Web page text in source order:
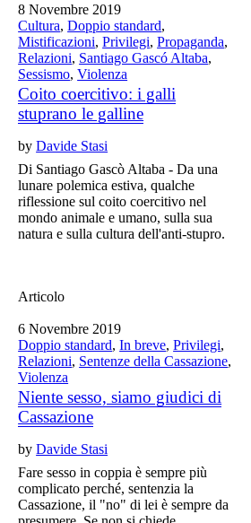
8 Novembre 2019
Cultura,Doppio standard,
Mistificazioni,Privilegi,Propaganda,
Relazioni, Santiago Gascó Altaba,
Sessismo,Violenza
Coito coercitivo: i galli
stuprano le galline
byDavide Stasi
Di Santiago Gascò Altaba - Da una
lunare polemica estiva, qualche
riflessione sul coito coercitivo nel
mondo animale e umano, sulla sua
natura e sulla cultura dell'anti-stupro.
Articolo
6 Novembre 2019
Doppio standard,In breve,Privilegi,
Relazioni, Sentenze della Cassazione,
Violenza
Niente sesso, siamo giudici di
Cassazione
byDavide Stasi
Fare sesso in coppia è sempre più
complicato perché, sentenzia la
Cassazione, il "no" di lei è sempre da